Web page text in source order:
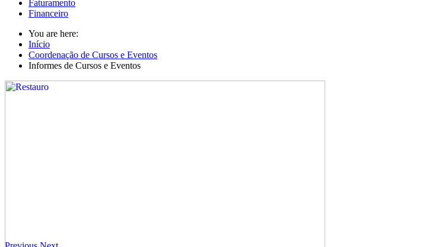
Faturamento
Financeiro
You are here:
Início
Coordenação de Cursos e Eventos
Informes de Cursos e Eventos